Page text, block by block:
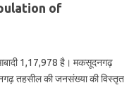
of
1,17,978 है। मकसूदनगढ़
तहसील की जनसंख्या की विस्तृत